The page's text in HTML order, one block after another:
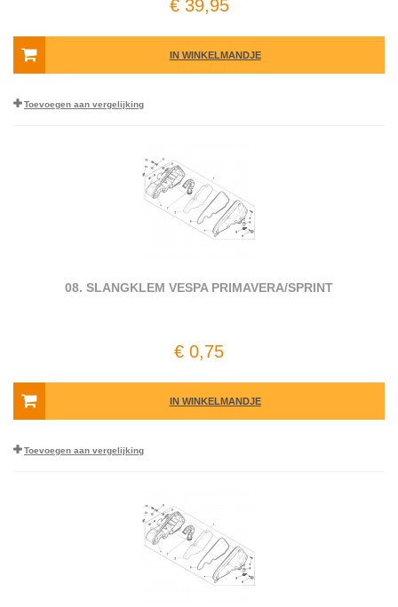
€ 39,95
IN WINKELMANDJE
Toevoegen aan vergelijking
08. SLANGKLEM VESPA PRIMAVERA/SPRINT
€ 0,75
IN WINKELMANDJE
Toevoegen aan vergelijking